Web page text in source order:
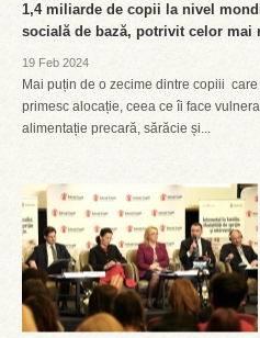
1,4 miliarde de copii la nivel
socială de bază, potrivit celor mai
19 Feb 2024
Mai puțin de o zecime dintre copiii
primesc alocație, ceea ce îi face
alimentație precară, sărăcie și...